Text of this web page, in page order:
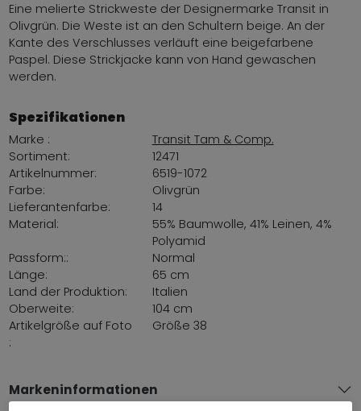
Eine melierte Strickweste der Designermarke Transit in
Olivgrün. Die Weste ist an den Schultern beige. An der
Kante des Verschlusses verläuft eine beigefarbene
Paspel. Diese Strickjacke kann von Hand gewaschen
werden.
Spezifikationen
Marke :
Transit Tam & Comp.
Sortiment:
12471
Artikelnummer:
6519-1072
Farbe:
Olivgrün
Lieferantenfarbe:
14
Material:
55% Baumwolle, 41% Leinen, 4%
Polyamid
Passform::
Normal
Länge:
65 cm
Land der Produktion:
Italien
Oberweite:
104 cm
Artikelgröße auf Foto
:
Größe 38
Markeninformationen